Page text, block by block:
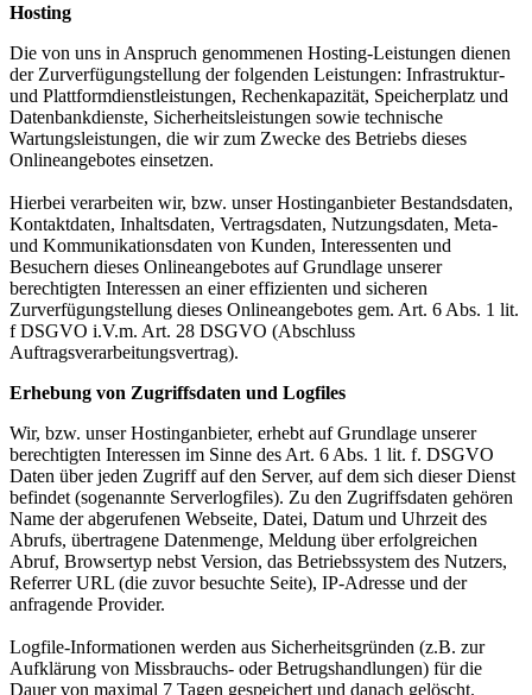
Hosting
Die von uns in Anspruch genommenen Hosting-Leistungen dienen
der Zurverfügungstellung der folgenden Leistungen: Infrastruktur-
und Plattformdienstleistungen, Rechenkapazität, Speicherplatz und
Datenbankdienste, Sicherheitsleistungen sowie technische
Wartungsleistungen, die wir zum Zwecke des Betriebs dieses
Onlineangebotes einsetzen.
Hierbei verarbeiten wir, bzw. unser Hostinganbieter Bestandsdaten,
Kontaktdaten, Inhaltsdaten, Vertragsdaten, Nutzungsdaten, Meta-
und Kommunikationsdaten von Kunden, Interessenten und
Besuchern dieses Onlineangebotes auf Grundlage unserer
berechtigten Interessen an einer effizienten und sicheren
Zurverfügungstellung dieses Onlineangebotes gem. Art. 6 Abs. 1 lit.
f DSGVO i.V.m. Art. 28 DSGVO (Abschluss
Auftragsverarbeitungsvertrag).
Erhebung von Zugriffsdaten und Logfiles
Wir, bzw. unser Hostinganbieter, erhebt auf Grundlage unserer
berechtigten Interessen im Sinne des Art. 6 Abs. 1 lit. f. DSGVO
Daten über jeden Zugriff auf den Server, auf dem sich dieser Dienst
befindet (sogenannte Serverlogfiles). Zu den Zugriffsdaten gehören
Name der abgerufenen Webseite, Datei, Datum und Uhrzeit des
Abrufs, übertragene Datenmenge, Meldung über erfolgreichen
Abruf, Browsertyp nebst Version, das Betriebssystem des Nutzers,
Referrer URL (die zuvor besuchte Seite), IP-Adresse und der
anfragende Provider.
Logfile-Informationen werden aus Sicherheitsgründen (z.B. zur
Aufklärung von Missbrauchs- oder Betrugshandlungen) für die
Dauer von maximal 7 Tagen gespeichert und danach gelöscht.